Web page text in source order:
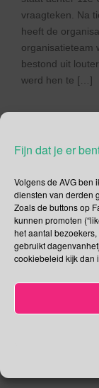
Fijn dat je er
Volgens de AVG ben
diensten van derden
Zoals de buttons op
kunnen promoten
het aantal
gebruikt
cookiebeleid kijk dan
vraagteken. Na
heeft de
organisatieteam
bestond uit
werd hen te […]
Social
Je kunt me
Recente